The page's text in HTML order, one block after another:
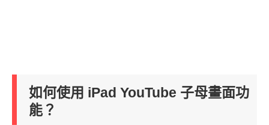
如何使用 iPad YouTube 子母畫面功
能？